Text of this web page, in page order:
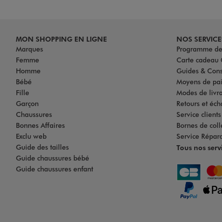
MON SHOPPING EN LIGNE
Marques
Femme
Homme
Bébé
Fille
Garçon
Chaussures
Bonnes Affaires
Exclu web
Guide des tailles
Guide chaussures bébé
Guide chaussures enfant
NOS
Programme
Carte cadeau
Guides &
Moyens de
Modes de
Retours et
Service
Bornes de
Service
Tous nos